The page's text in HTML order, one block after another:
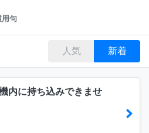
用句
人気 新着
内に持ち込みできませ